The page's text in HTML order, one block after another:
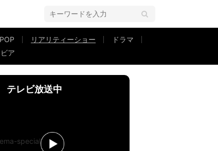
リアリティーショー
ドラマ
ア
歳美人経営者を植草美幸がバッサリ
テレビ放送中